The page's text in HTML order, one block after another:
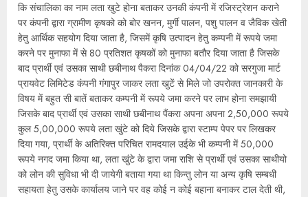
कि संचालिका का नाम लता खुटे होना बताकर उनकी कंपनी में रजिस्ट्रेशन कराने
पर कंपनी द्वारा ग्रामीण कृषको को बोर खनन, मुर्गी पालन, पशु पालन व जैविक खेती
हेतु आर्थिक सहयोग दिया जाता है, जिसमें कृषि उत्पादन हेतु कम्पनी में रूपये जमा
करने पर मुनाफा में से 80 प्रतिशत कृषकों को मुनाफा बतौर दिया जाता है जिसके
बाद प्रार्थी एवं उसका साथी छबीनाथ पैकरा दिनांक 04/04/22 को सरगुजा मार्ट
प्रायवेट लिमिटेड कंपनी गंगापुर जाकर लता खुटें से मिले जो उपरोक्त जानकारी के
विषय में बहुत सी बातें बताकर कम्पनी में रूपये जमा करने पर लाभ होना समझायी
जिसके बाद प्रार्थी एवं उसका साथी छबीनाथ पैंकरा अपना अपना 2,50,000 रूपये
कुल 5,00,000 रूपये लता खुंटे को दिये जिसके द्वारा स्टाम्प पेपर पर लिखकर
दिया गया, प्रार्थी के अतिरिक्त परिचित रामदयाल उईके भी कम्पनी में 50,000
रूपये नगद जमा किया था, लता खुंटे के द्वारा जमा राशि से प्रार्थी एवं उसका साथीयो
को लोन की सुविधा भी दी जायेगी बताया गया था किन्तु लोन या अन्य कृषि सम्बधी
सहायता हेतु उसके कार्यालय जाने पर वह कोई न कोई बहाना बनाकर टाल देती थी,